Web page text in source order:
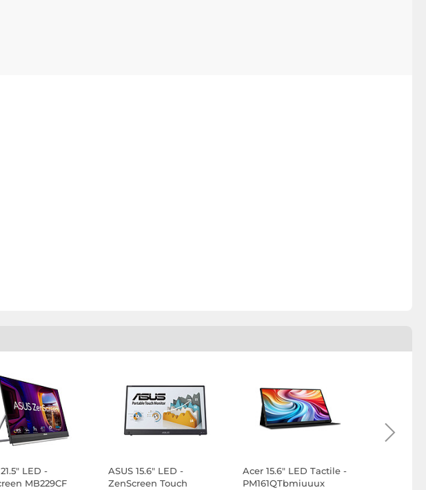
LED -
MB229CF
ASUS 15.6" LED -
ZenScreen Touch
Acer 15.6" LED Tactile -
PM161QTbmiuuux